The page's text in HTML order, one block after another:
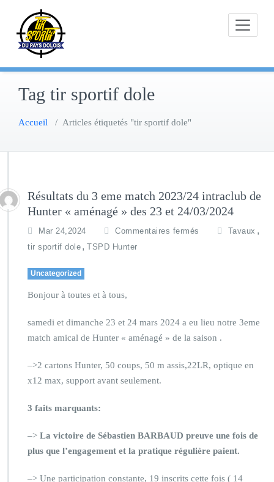
content
Tag tir sportif dole
Accueil / Articles étiquetés "tir sportif dole"
Résultats du 3 eme match 2023/24 intraclub de
Hunter « aménagé » des 23 et 24/03/2024
Mar 24,2024 Commentaires fermés Tavaux ,
tir sportif dole , TSPD Hunter
Uncategorized
Bonjour à toutes et à tous,
samedi et dimanche 23 et 24 mars 2024 a eu lieu notre 3eme
match amical de Hunter « aménagé » de la saison .
–>2 cartons Hunter, 50 coups, 50 m assis,22LR, optique en
x12 max, support avant seulement.
3 faits marquants:
–> La victoire de Sébastien BARBAUD preuve une fois de
plus que l’engagement et la pratique régulière paient.
–> Une participation constante, 19 inscrits cette fois ( 14